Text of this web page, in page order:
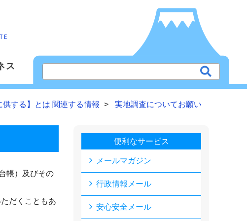
ス
供する】とは 関連する情報 実地調査についてお願い
帳）及びその
だくこともあ
便利なサービス
メールマガジン
行政情報メール
安心安全メール